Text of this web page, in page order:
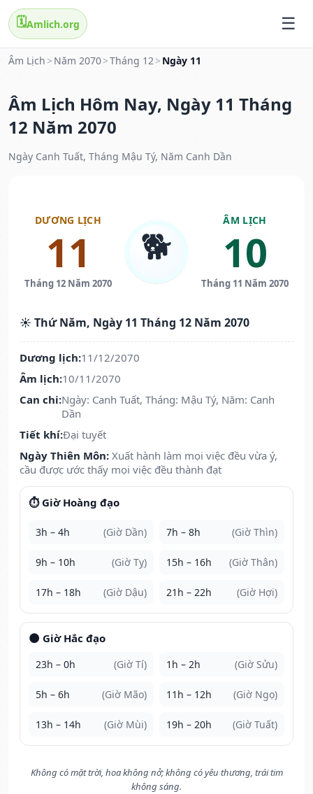
🗓️Amlich.org
Âm Lịch > Năm 2070>Tháng 12> Ngày 11
Âm Lịch Hôm Nay, Ngày 11 Tháng
12 Năm 2070
Ngày Canh Tuất, Tháng Mậu Tý, Năm Canh Dần
DƯƠNG LỊCH
11
Tháng 12 Năm 2070
🐕
ÂM LỊCH
10
Tháng 11 Năm 2070
☀️ Thứ Năm, Ngày 11 Tháng 12 Năm 2070
Dương lịch:11/12/2070
Âm lịch:10/11/2070
Can chi:Ngày: Canh Tuất, Tháng: Mậu Tý, Năm: Canh
Dần
Tiết khí:Đại tuyết
Ngày Thiên Môn: Xuất hành làm mọi việc đều vừa ý,
cầu được ước thấy mọi việc đều thành đạt
⏱️ Giờ Hoàng đạo
3h – 4h (Giờ Dần) 7h – 8h (Giờ Thìn)
9h – 10h (Giờ Tỵ) 15h – 16h (Giờ Thân)
17h – 18h (Giờ Dậu) 21h – 22h (Giờ Hợi)
🌑 Giờ Hắc đạo
23h – 0h (Giờ Tí) 1h – 2h (Giờ Sửu)
5h – 6h (Giờ Mão) 11h – 12h (Giờ Ngọ)
13h – 14h (Giờ Mùi) 19h – 20h (Giờ Tuất)
Không có mặt trời, hoa không nở; không có yêu thương, trái tim
không sáng.